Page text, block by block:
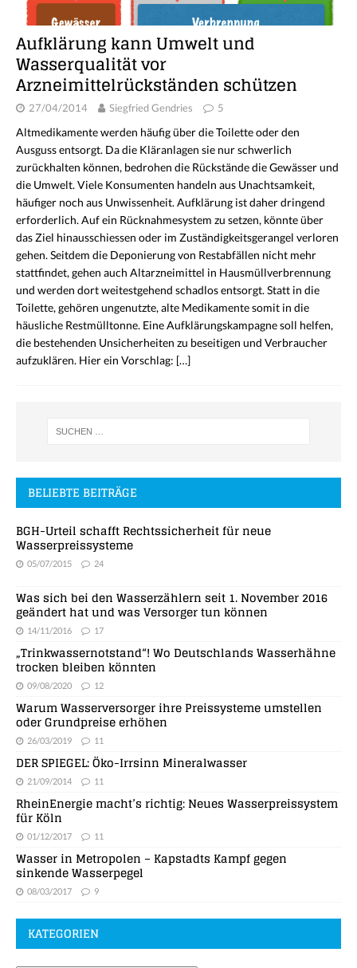
Aufklärung kann Umwelt und
Wasserqualität vor
Arzneimittelrückständen schützen
27/04/2014 Siegfried Gendries 5
Altmedikamente werden häufig über die Toilette oder den
Ausguss entsorgt. Da die Kläranlagen sie nur schwerlich
zurückhalten können, bedrohen die Rückstände die Gewässer und
die Umwelt. Viele Konsumenten handeln aus Unachtsamkeit,
häufiger noch aus Unwissenheit. Aufklärung ist daher dringend
erforderlich. Auf ein Rücknahmesystem zu setzen, könnte über
das Ziel hinausschiessen oder im Zuständigkeitsgerangel verloren
gehen. Seitdem die Deponierung von Restabfällen nicht mehr
stattfindet, gehen auch Altarzneimittel in Hausmüllverbrennung
und werden dort weitestgehend schadlos entsorgt. Statt in die
Toilette, gehören ungenutzte, alte Medikamente somit in die
häusliche Restmülltonne. Eine Aufklärungskampagne soll helfen,
die bestehenden Unsicherheiten zu beseitigen und Verbraucher
aufzuklären. Hier ein Vorschlag: […]
BELIEBTE BEITRÄGE
BGH-Urteil schafft Rechtssicherheit für neue
Wasserpreissysteme
05/07/2015 24
Was sich bei den Wasserzählern seit 1. November 2016
geändert hat und was Versorger tun können
14/11/2016 17
„Trinkwassernotstand“! Wo Deutschlands Wasserhähne
trocken bleiben könnten
09/08/2020 12
Warum Wasserversorger ihre Preissysteme umstellen
oder Grundpreise erhöhen
26/03/2019 11
DER SPIEGEL: Öko-Irrsinn Mineralwasser
21/09/2014 11
RheinEnergie macht’s richtig: Neues Wasserpreissystem
für Köln
01/12/2017 11
Wasser in Metropolen – Kapstadts Kampf gegen
sinkende Wasserpegel
08/03/2017 9
KATEGORIEN